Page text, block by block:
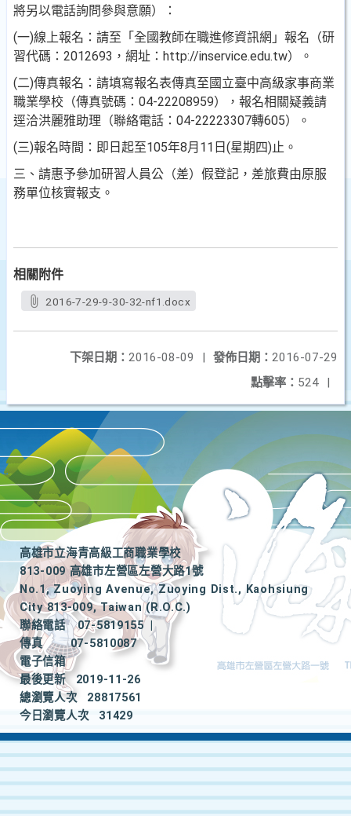
將另以電話詢問參與意願）：
(一)線上報名：請至「全國教師在職進修資訊網」報名（研
習代碼：2012693，網址：http://inservice.edu.tw）。
(二)傳真報名：請填寫報名表傳真至國立臺中高級家事商業
職業學校（傳真號碼：04-22208959），報名相關疑義請
逕洽洪麗雅助理（聯絡電話：04-22223307轉605）。
(三)報名時間：即日起至105年8月11日(星期四)止。
三、請惠予參加研習人員公（差）假登記，差旅費由原服
務單位核實報支。
相關附件
2016-7-29-9-30-32-nf1.docx
發佈日期： 2016-07-29
下架日期： 2016-08-09
|
點擊率： 524 |
高雄市立海青高級工商職業學校
813-009 高雄市左營區左營大路1號
No.1, Zuoying Avenue, Zuoying Dist., Kaohsiung
City 813-009, Taiwan (R.O.C.)
聯絡電話
07-5819155
|
傳真
07-5810087
電子信箱
最後更新
2019-11-26
總瀏覽人次
28817561
今日瀏覽人次
31429